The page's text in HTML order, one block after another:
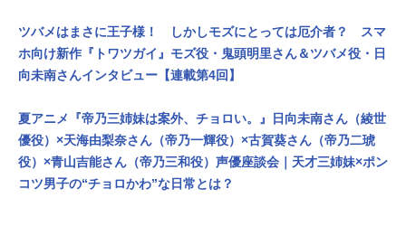
ツバメはまさに王子様！ しかしモズにとっては厄介者？ スマ
ホ向け新作『トワツガイ』モズ役・鬼頭明里さん＆ツバメ役・日
向未南さんインタビュー【連載第4回】
夏アニメ『帝乃三姉妹は案外、チョロい。』日向未南さん（綾世
優役）×天海由梨奈さん（帝乃一輝役）×古賀葵さん（帝乃二琥
役）×青山吉能さん（帝乃三和役）声優座談会｜天才三姉妹×ポン
コツ男子の“チョロかわ”な日常とは？